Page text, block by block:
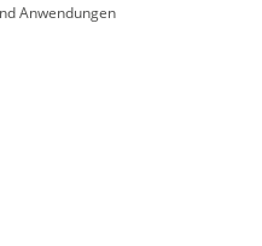
Anwendungen